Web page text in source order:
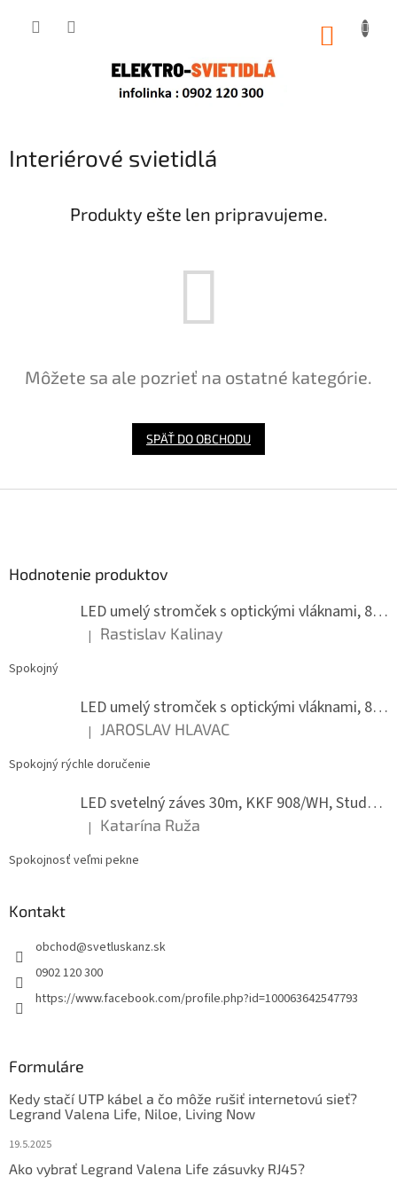
Interiérové svietidlá
Produkty ešte len pripravujeme.
Môžete sa ale pozrieť na ostatné kategórie.
SPÄŤ DO OBCHODU
Hodnotenie produktov
LED umelý stromček s optickými vláknami, 80 cm
Hodnotenie produktu je 5 z 5 hviezdičiek.
| Rastislav Kalinay
Spokojný
LED umelý stromček s optickými vláknami, 80 cm
Hodnotenie produktu je 5 z 5 hviezdičiek.
| JAROSLAV HLAVAC
Spokojný rýchle doručenie
LED svetelný záves 30m, KKF 908/WH, Studená biela
Hodnotenie produktu je 5 z 5 hviezdičiek.
| Katarína Ruža
Spokojnosť veľmi pekne
Kontakt
obchod@svetluskanz.sk
0902 120 300
https://www.facebook.com/profile.php?id=100063642547793
Formuláre
Kedy stačí UTP kábel a čo môže rušiť internetovú sieť?
Legrand Valena Life, Niloe, Living Now
19.5.2025
Ako vybrať Legrand Valena Life zásuvky RJ45?